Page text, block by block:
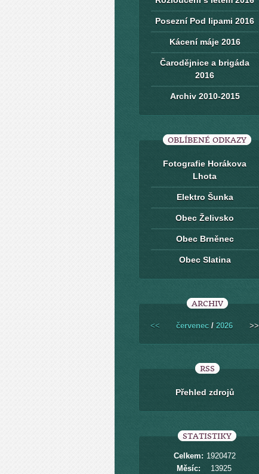
Posezní Pod lipami 2016
Kácení máje 2016
Čarodějnice a brigáda
2016
Archiv 2010-2015
OBLÍBENÉ ODKAZY
Fotografie Horákova
Lhota
Elektro Šunka
Obec Želivsko
Obec Brněnec
Obec Slatina
ARCHIV
<< červenec / 2026 >>
RSS
Přehled zdrojů
STATISTIKY
Celkem: 1920472
Měsíc:
13925